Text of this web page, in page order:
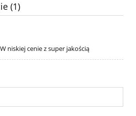
(1)
niskiej cenie z super jakością